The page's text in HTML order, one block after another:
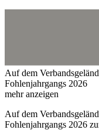
Auf dem
Fohlenjahrgangs 2026
mehr anzeigen
Auf dem
Fohlenjahrgangs 2026